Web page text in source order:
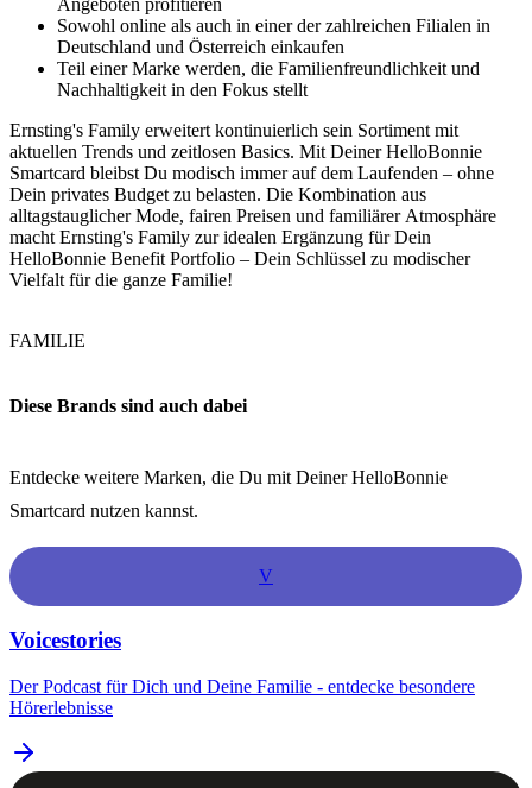
Angeboten profitieren
Sowohl online als auch in einer der zahlreichen Filialen in
Deutschland und Österreich einkaufen
Teil einer Marke werden, die Familienfreundlichkeit und
Nachhaltigkeit in den Fokus stellt
Ernsting's Family erweitert kontinuierlich sein Sortiment mit
aktuellen Trends und zeitlosen Basics. Mit Deiner HelloBonnie
Smartcard bleibst Du modisch immer auf dem Laufenden – ohne
Dein privates Budget zu belasten. Die Kombination aus
alltagstauglicher Mode, fairen Preisen und familiärer Atmosphäre
macht Ernsting's Family zur idealen Ergänzung für Dein
HelloBonnie Benefit Portfolio – Dein Schlüssel zu modischer
Vielfalt für die ganze Familie!
FAMILIE
Diese Brands sind auch dabei
Entdecke weitere Marken, die Du mit Deiner HelloBonnie
Smartcard nutzen kannst.
V
Voicestories
Der Podcast für Dich und Deine Familie - entdecke besondere
Hörerlebnisse